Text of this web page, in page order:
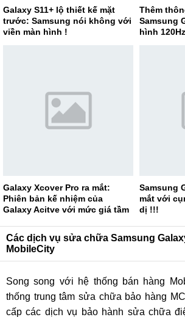
Galaxy S11+ lộ thiết kế mặt
trước: Samsung nói không với
viền màn hình !
Thêm
Samsung
hình
Galaxy Xcover Pro ra mắt:
Phiên bản kế nhiệm của
Galaxy Acitve với mức giá tầm
Samsung
mắt với
dị !!!
Các dịch vụ sửa chữa Samsung
MobileCity
Song song với hệ thống bán hàng
thống trung tâm sửa chữa bảo hàng
cấp các dịch vụ bảo hành sửa chữa